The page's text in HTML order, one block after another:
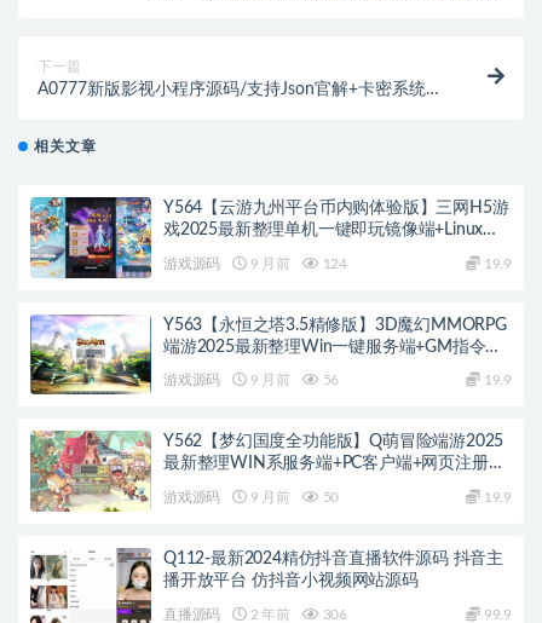
下一篇
A0777新版影视小程序源码/支持Json官解+卡密系统源
相关文章
Y564【云游九州平台币内购体验版】三网H5游
戏2025最新整理单机一键即玩镜像端+Linux手
游戏源码 9 月前 124 19.9
Y563【永恒之塔3.5精修版】3D魔幻MMORPG
端游2025最新整理Win一键服务端+GM指令
游戏源码 9 月前 56 19.9
Y562【梦幻国度全功能版】Q萌冒险端游2025
最新整理WIN系服务端+PC客户端+网页注册
游戏源码 9 月前 50 19.9
Q112-最新2024精仿抖音直播软件源码 抖音主
播开放平台 仿抖音小视频网站源码
直播源码 2 年前 306 99.9